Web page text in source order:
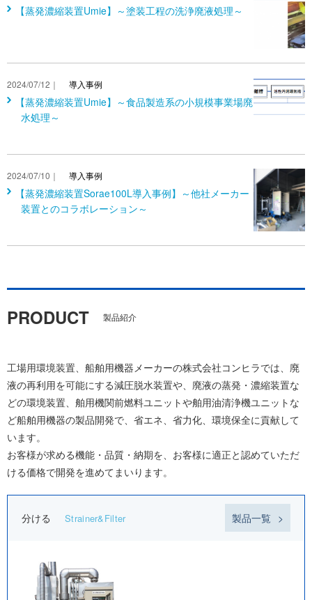
【蒸発濃縮装置Umie】～塗装工程の洗浄廃液処理～
2024/07/12｜ 導入事例
【蒸発濃縮装置Umie】～食品製造系の小規模事業場廃
水処理～
2024/07/10｜ 導入事例
【蒸発濃縮装置Sorae100L導入事例】～他社メーカー
装置とのコラボレーション～
PRODUCT 製品紹介
工場用環境装置、船舶用機器メーカーの株式会社コンヒラでは、廃
液の再利用を可能にする減圧脱水装置や、廃液の蒸発・濃縮装置な
どの環境装置、舶用機関前燃料ユニットや舶用油清浄機ユニットな
ど船舶用機器の製品開発で、省エネ、省力化、環境保全に貢献して
います。
お客様が求める機能・品質・納期を、お客様に適正と認めていただ
ける価格で開発を進めてまいります。
分ける Strainer&Filter 製品一覧